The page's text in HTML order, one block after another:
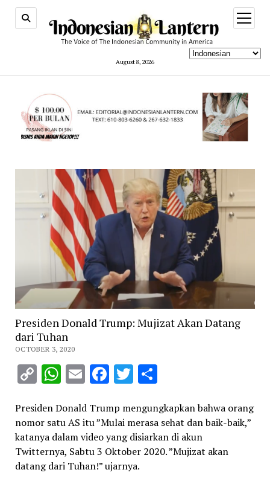
August 8, 2026
open
menu
Presiden Donald Trump: Mujizat Akan Datang
dari Tuhan
OCTOBER 3, 2020
CopyWhatsApp
EmailFacebook
Twitter
Share
Presiden Donald Trump mengungkapkan bahwa orang
nomor satu AS itu ”Mulai merasa sehat dan baik-baik,”
katanya dalam video yang disiarkan di akun
Twitternya, Sabtu 3 Oktober 2020. ”Mujizat akan
datang dari Tuhan!” ujarnya.